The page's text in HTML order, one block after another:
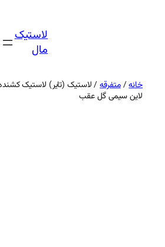
لاستیک
مال
خانه/متفرقه
لاین سیمی گل عقب